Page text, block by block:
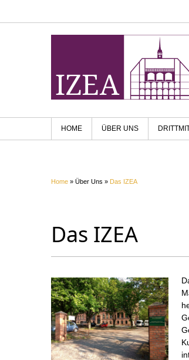
HOME ÜBER UNS
Home » Über Uns » Das IZEA
Das IZEA